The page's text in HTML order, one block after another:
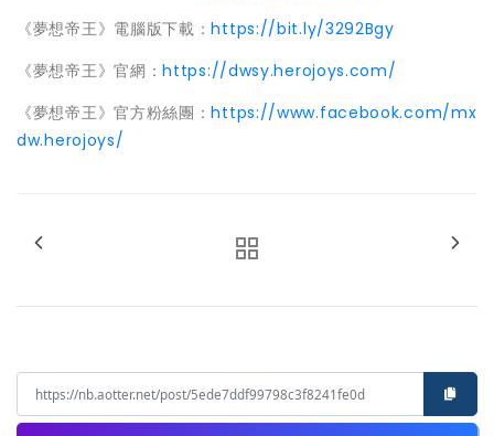
《夢想帝王》電腦版下載：https://bit.ly/3292Bgy
《夢想帝王》官網：https://dwsy.herojoys.com/
《夢想帝王》官方粉絲團：https://www.facebook.com/mx
dw.herojoys/